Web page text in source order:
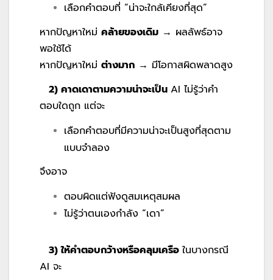
เลือกคำตอบที่ “น่าจะใกล้เคียงที่สุด”
หากปัญหาใหม่ คล้ายของเดิม → ผลลัพธ์อาจ
พอใช้ได้
หากปัญหาใหม่ ต่างมาก → มีโอกาสผิดพลาดสูง
2) คาดเดาตามความน่าจะเป็น AI ไม่รู้ว่าคำ
ตอบใดถูก แต่จะ
เลือกคำตอบที่มีความน่าจะเป็นสูงที่สุดตาม
แบบจำลอง
จึงอาจ
ตอบผิดแต่ฟังดูสมเหตุสมผล
ไม่รู้ว่าตนเองกำลัง “เดา”
3) ให้คำตอบกว้างหรือคลุมเครือ ในบางกรณี
AI จะ